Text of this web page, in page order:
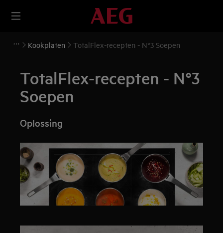
Kookplaten TotalFlex-recepten - N°3 Soepen
TotalFlex-recepten - N°3
Soepen
Oplossing